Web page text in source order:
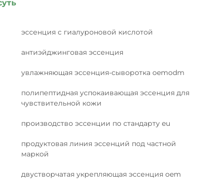
эссенция с гиалуроновой кислотой
антиэйджинговая эссенция
увлажняющая эссенция-сыворотка oemodm
полипептидная успокаивающая эссенция для
чувствительной кожи
производство эссенции по стандарту eu
продуктовая линия эссенций под частной
маркой
двустворчатая укрепляющая эссенция oem